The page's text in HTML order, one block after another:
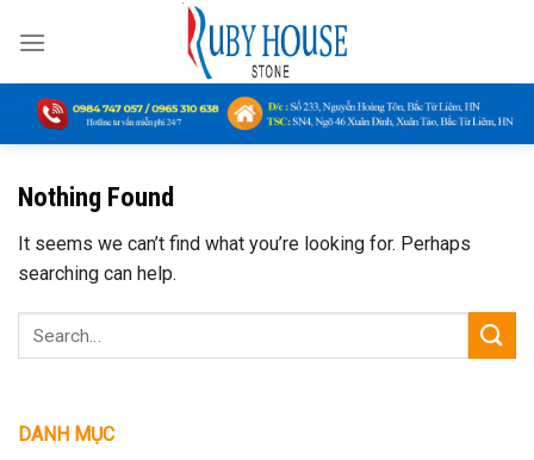
Nothing Found
It seems we can’t find what you’re looking for. Perhaps
searching can help.
DANH MỤC